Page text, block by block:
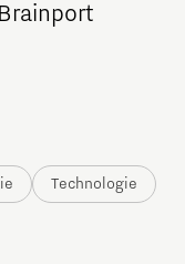
Technologie